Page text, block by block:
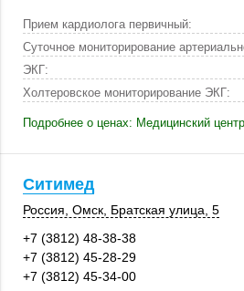
Прием кардиолога первичный:
Суточное мониторирование
ЭКГ:
Холтеровское мониторирование ЭКГ:
Подробнее о ценах: Медицинский
Ситимед
Россия Омск Братская улица, 5
+7 (3812) 48-38-38
+7 (3812) 45-28-29
+7 (3812) 45-34-00